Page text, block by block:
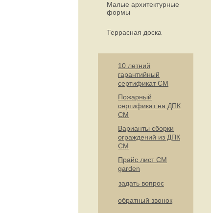
Малые архитектурные
формы
Террасная доска
10 летний
гарантийный
сертификат СМ
Пожарный
сертификат на ДПК
CM
Варианты сборки
ограждений из ДПК
CM
Прайс лист CM
garden
задать вопрос
обратный звонок